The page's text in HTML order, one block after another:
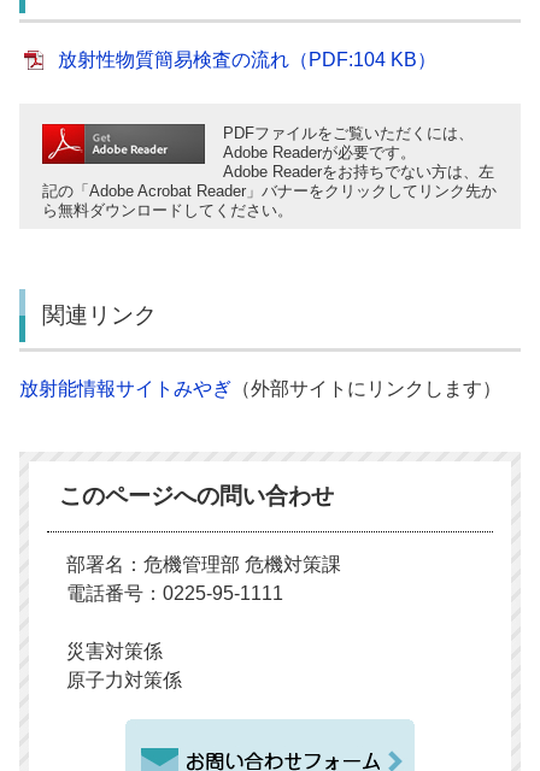
放射性物質簡易検査の流れ（PDF:104 KB）
PDFファイルをご覧いただくには、
Adobe Readerが必要です。
Adobe Readerをお持ちでない方は、左
記の「Adobe Acrobat Reader」バナーをクリックしてリンク先か
ら無料ダウンロードしてください。
関連リンク
放射能情報サイトみやぎ （外部サイトにリンクします）
このページへの問い合わせ
部署名：危機管理部 危機対策課
電話番号：0225-95-1111
災害対策係
原子力対策係